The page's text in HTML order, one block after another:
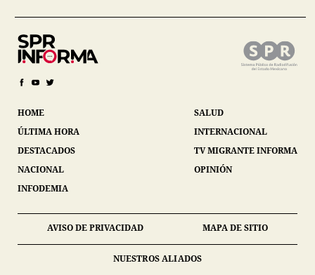
HOME
ÚLTIMA HORA
DESTACADOS
NACIONAL
INFODEMIA
SALUD
INTERNACIONAL
TV MIGRANTE INFORMA
OPINIÓN
AVISO DE PRIVACIDAD MAPA DE SITIO
NUESTROS ALIADOS